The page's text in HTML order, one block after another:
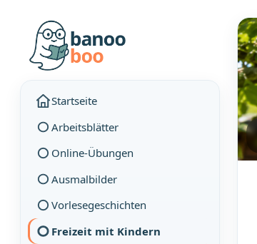
Startseite
Arbeitsblätter
Online-Übungen
Ausmalbilder
Vorlesegeschichten
Freizeit mit Kindern